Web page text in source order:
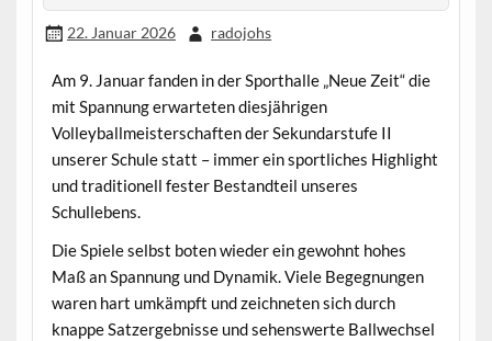
22. Januar 2026 radojohs
Am 9. Januar fanden in der Sporthalle „Neue Zeit“ die
mit Spannung erwarteten diesjährigen
Volleyballmeisterschaften der Sekundarstufe II
unserer Schule statt – immer ein sportliches Highlight
und traditionell fester Bestandteil unseres
Schullebens.
Die Spiele selbst boten wieder ein gewohnt hohes
Maß an Spannung und Dynamik. Viele Begegnungen
waren hart umkämpft und zeichneten sich durch
knappe Satzergebnisse und sehenswerte Ballwechsel